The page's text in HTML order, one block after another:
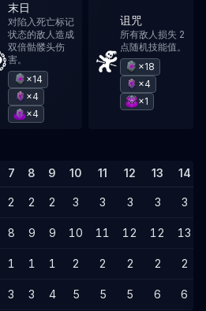
末日
对陷入死亡标记
状态的敌人造成
双倍骷髅头伤
害。
×14
×4
×4
诅咒
所有敌人损失 2
点随机技能值。
×18
×4
×1
7 8 9 10 11 12 13 14
2 2 2 3 3 3 3 3
8 9 9 10 11 12 12 13
1 1 1 2 2 2 2 2
3 3 4 5 5 5 6 6